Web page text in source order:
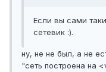
Если вы сами
сетевик :).
ну, не не был, а не
"сеть построена на